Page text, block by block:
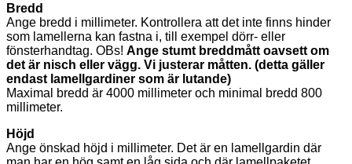
Bredd
Ange bredd i millimeter. Kontrollera att det inte finns hinder
som lamellerna kan fastna i, till exempel dörr- eller
fönsterhandtag. OBs! Ange stumt breddmått oavsett om
det är nisch eller vägg. Vi justerar måtten. (detta gäller
endast lamellgardiner som är lutande)
Maximal bredd är 4000 millimeter och minimal bredd 800
millimeter.
Höjd
Ange önskad höjd i millimeter. Det är en lamellgardin där